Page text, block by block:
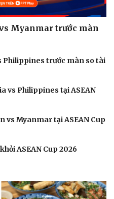
Myanmar trước màn
Philippines trước màn so tài
vs Philippines tại ASEAN
vs Myanmar tại ASEAN Cup
ASEAN Cup 2026